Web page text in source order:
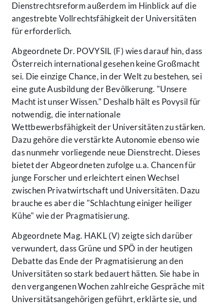
Dienstrechtsreform außerdem im Hinblick auf die
angestrebte Vollrechtsfähigkeit der Universitäten
für erforderlich.
Abgeordnete Dr. POVYSIL (F) wies darauf hin, dass
Österreich international gesehen keine Großmacht
sei. Die einzige Chance, in der Welt zu bestehen, sei
eine gute Ausbildung der Bevölkerung. "Unsere
Macht ist unser Wissen." Deshalb hält es Povysil für
notwendig, die internationale
Wettbewerbsfähigkeit der Universitäten zu stärken.
Dazu gehöre die verstärkte Autonomie ebenso wie
das nunmehr vorliegende neue Dienstrecht. Dieses
bietet der Abgeordneten zufolge u.a. Chancen für
junge Forscher und erleichtert einen Wechsel
zwischen Privatwirtschaft und Universitäten. Dazu
brauche es aber die "Schlachtung einiger heiliger
Kühe" wie der Pragmatisierung.
Abgeordnete Mag. HAKL (V) zeigte sich darüber
verwundert, dass Grüne und SPÖ in der heutigen
Debatte das Ende der Pragmatisierung an den
Universitäten so stark bedauert hätten. Sie habe in
den vergangenen Wochen zahlreiche Gespräche mit
Universitätsangehörigen geführt, erklärte sie, und